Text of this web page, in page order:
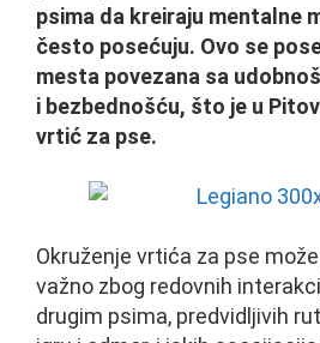
psima da kreiraju mentalne
često posećuju. Ovo se
mesta povezana sa
i bezbednošću, što je u
vrtić za pse.
Okruženje vrtića za pse
važno zbog redovnih
drugim psima, predvidljivih